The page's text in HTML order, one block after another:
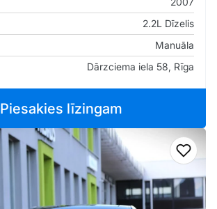
2.2L Dīzelis
Manuāla
Dārzciema iela 58, Rīga
Piesakies līzingam